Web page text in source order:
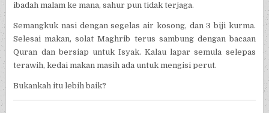
ibadah malam ke mana, sahur pun tidak terjaga.
Semangkuk nasi dengan segelas air kosong, dan 3 biji kurma.
Selesai makan, solat Maghrib terus sambung dengan bacaan
Quran dan bersiap untuk Isyak. Kalau lapar semula selepas
terawih, kedai makan masih ada untuk mengisi perut.
Bukankah itu lebih baik?